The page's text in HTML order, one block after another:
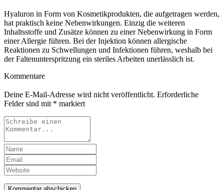
Hyaluron in Form von Kosmetikprodukten, die aufgetragen werden,
hat praktisch keine Nebenwirkungen. Einzig die weiteren
Inhaltsstoffe und Zusätze können zu einer Nebenwirkung in Form
einer Allergie führen. Bei der Injektion können allergische
Reaktionen zu Schwellungen und Infektionen führen, weshalb bei
der Faltenunterspritzung ein steriles Arbeiten unerlässlich ist.
Kommentare
Deine E-Mail-Adresse wird nicht veröffentlicht. Erforderliche
Felder sind mit * markiert